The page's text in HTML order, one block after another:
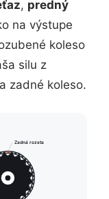
, predný
na výstupe
koleso
silu z
zadné koleso.
Zadná rozeta